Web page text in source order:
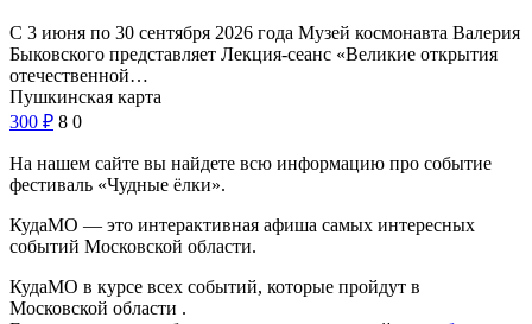
С 3 июня по 30 сентября 2026 года Музей космонавта Валерия
Быковского представляет Лекция-сеанс «Великие открытия
отечественной…
Пушкинская карта
300 ₽ 8 0
На нашем сайте вы найдете всю информацию про событие
фестиваль «Чудные ёлки».
КудаМО — это интерактивная афиша самых интересных
событий Московской области.
КудаМО в курсе всех событий, которые пройдут в
Московской области .